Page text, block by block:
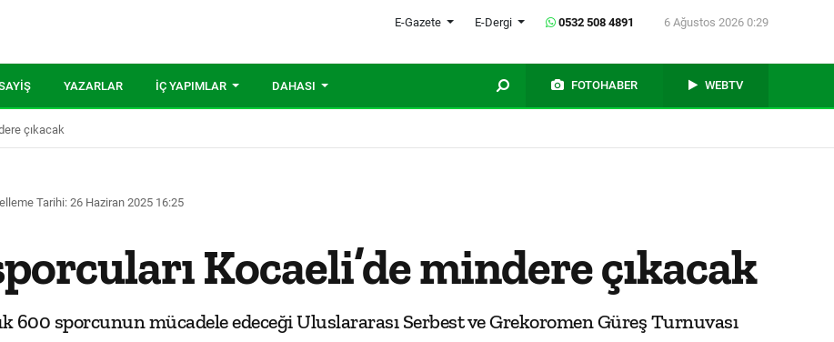
E-Gazete E-Dergi 0532 508 4891 6 Ağustos 2026 0:29
YAZARLAR İÇ YAPIMLAR DAHASI FOTOHABER WEBTV
çıkacak
Tarihi: 26 Haziran 2025 16:25
Kocaeli’de mindere çıkacak
600 sporcunun mücadele edeceği Uluslararası Serbest ve Grekoromen Güreş Turnuvası